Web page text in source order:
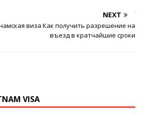
NEXT
виза Как получить разрешение на
въезд в кратчайшие сроки
VISA